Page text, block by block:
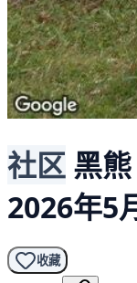
社区 黑熊
2026年5
收藏